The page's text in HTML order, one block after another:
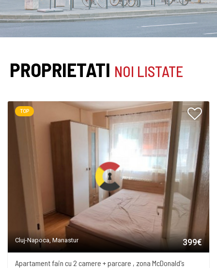
PROPRIETATI NOI LISTATE
TOP
Cluj-Napoca, Manastur 399€
Apartament fain cu 2 camere + parcare , zona McDonald's